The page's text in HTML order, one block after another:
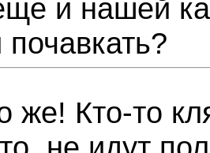
и нашей
почавкать?
же! Кто-то